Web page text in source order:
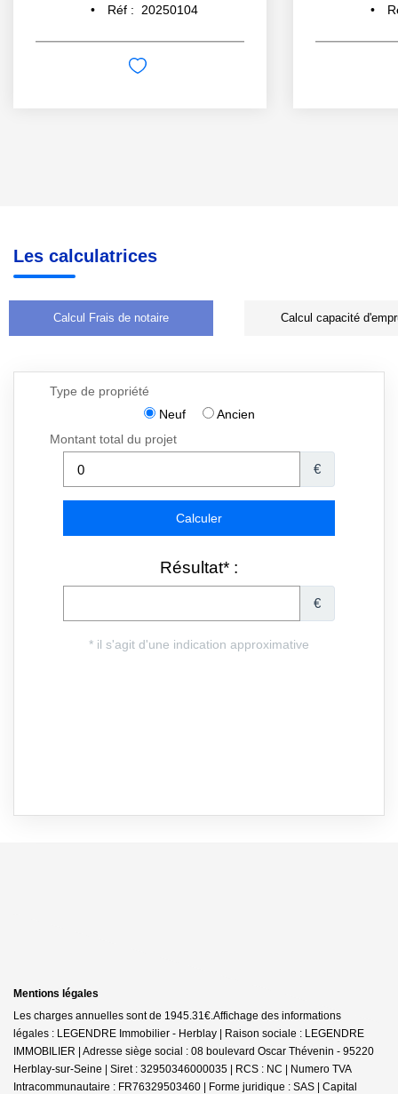
Réf :
20250104
Les calculatrices
Calcul Frais de notaire Calcul capacité
Mentions légales
Les charges annuelles sont de 1945.31€.Affichage des informations
légales : LEGENDRE Immobilier - Herblay | Raison sociale : LEGENDRE
IMMOBILIER | Adresse siège social : 08 boulevard Oscar Thévenin - 95220
Herblay-sur-Seine | Siret : 32950346000035 | RCS : NC | Numero TVA
Intracommunautaire : FR76329503460 | Forme juridique : SAS | Capital